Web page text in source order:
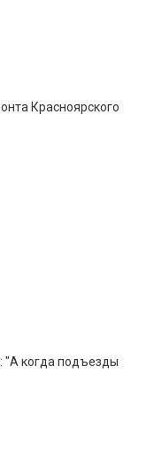
Красноярского
"А когда подъезды